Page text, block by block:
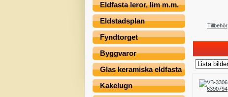
Eldfasta leror, lim m.m.
Eldstadsplan
Fyndtorget
Byggvaror
Glas keramiska eldfasta
Kakelugn
Tillbehör